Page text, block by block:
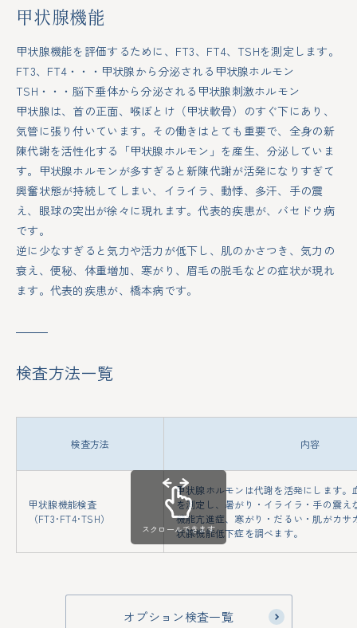
甲状腺機能
甲状腺機能を評価するために、FT3、FT4、TSHを測定します。
FT3、FT4・・・甲状腺から分泌される甲状腺ホルモン
TSH・・・脳下垂体から分泌される甲状腺刺激ホルモン
甲状腺は、首の正面、喉ぼとけ（甲状軟骨）のすぐ下にあり、
気管に張り付いています。その働きはとても重要で、全身の新
陳代謝を活性化する「甲状腺ホルモン」を産生、分泌していま
す。甲状腺ホルモンが多すぎると新陳代謝が活発になりすぎて
興奮状態が持続してしまい、イライラ、動悸、多汗、手の震
え、眼球の突出が徐々に現れます。代表的疾患が、バセドウ病
です。
逆に少なすぎると気力や活力が低下し、肌のかさつき、気力の
衰え、便秘、体重増加、寒がり、眉毛の脱毛などの症状が現れ
ます。代表的疾患が、橋本病です。
検査方法一覧
検査方法 内容
甲状腺機能検査
（FT3･FT4･TSH）
甲状腺ホルモンは代謝を活発にします。
を測定し、暑がり・イライラ・手の震え
機能亢進症、寒がり・だるい・肌がカサ
状腺機能低下症を調べます。
スクロールできます
オプション検査一覧